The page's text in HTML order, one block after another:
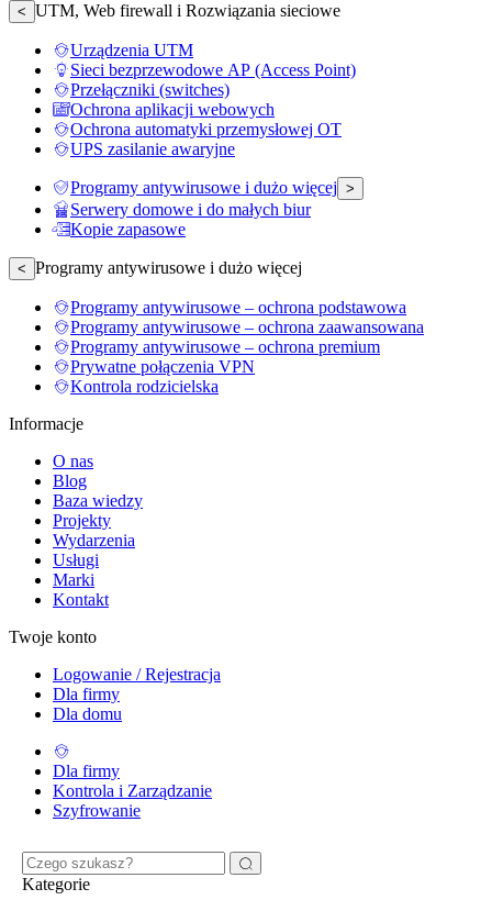
< UTM, Web firewall i Rozwiązania sieciowe
Urządzenia UTM
Sieci bezprzewodowe AP (Access Point)
Przełączniki (switches)
Ochrona aplikacji webowych
Ochrona automatyki przemysłowej OT
UPS zasilanie awaryjne
Programy antywirusowe i dużo więcej >
Serwery domowe i do małych biur
Kopie zapasowe
< Programy antywirusowe i dużo więcej
Programy antywirusowe – ochrona podstawowa
Programy antywirusowe – ochrona zaawansowana
Programy antywirusowe – ochrona premium
Prywatne połączenia VPN
Kontrola rodzicielska
Informacje
O nas
Blog
Baza wiedzy
Projekty
Wydarzenia
Usługi
Marki
Kontakt
Twoje konto
Logowanie / Rejestracja
Dla firmy
Dla domu
Dla firmy
Kontrola i Zarządzanie
Szyfrowanie
Kategorie